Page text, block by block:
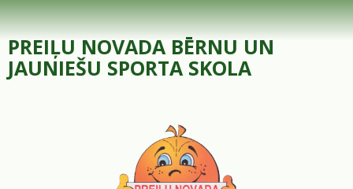
Skip
to
content
PREIĻU NOVADA BĒRNU UN
JAUNIEŠU SPORTA SKOLA